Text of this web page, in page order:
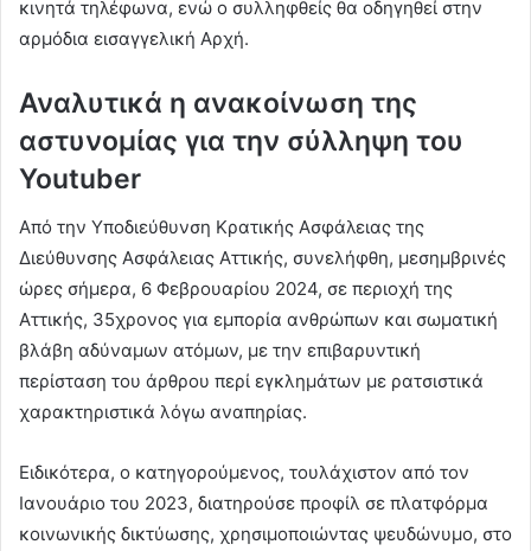
κινητά τηλέφωνα, ενώ ο συλληφθείς θα οδηγηθεί στην
αρμόδια εισαγγελική Αρχή.
Αναλυτικά η ανακοίνωση της
αστυνομίας για την σύλληψη του
Youtuber
Από την Υποδιεύθυνση Κρατικής Ασφάλειας της
Διεύθυνσης Ασφάλειας Αττικής, συνελήφθη, μεσημβρινές
ώρες σήμερα, 6 Φεβρουαρίου 2024, σε περιοχή της
Αττικής, 35χρονος για εμπορία ανθρώπων και σωματική
βλάβη αδύναμων ατόμων, με την επιβαρυντική
περίσταση του άρθρου περί εγκλημάτων με ρατσιστικά
χαρακτηριστικά λόγω αναπηρίας.
Ειδικότερα, ο κατηγορούμενος, τουλάχιστον από τον
Ιανουάριο του 2023, διατηρούσε προφίλ σε πλατφόρμα
κοινωνικής δικτύωσης, χρησιμοποιώντας ψευδώνυμο, στο